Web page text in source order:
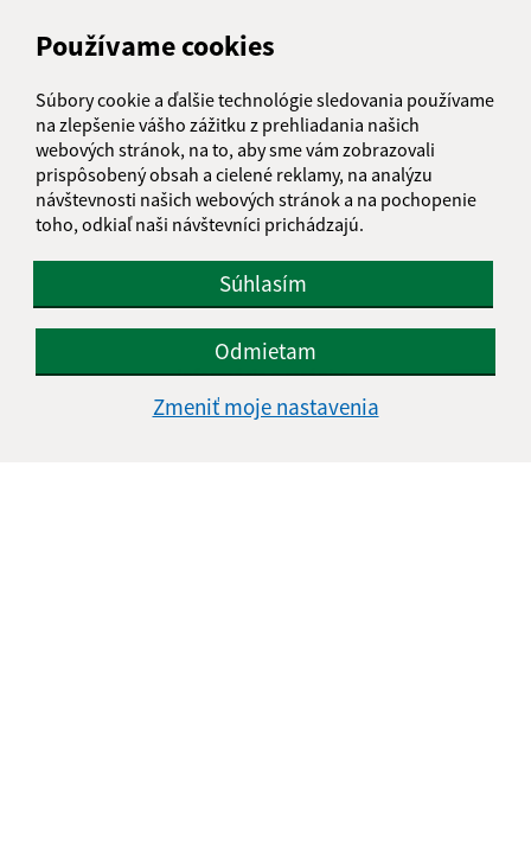
Používame cookies
Súbory cookie a ďalšie technológie sledovania používame
na zlepšenie vášho zážitku z prehliadania našich
webových stránok, na to, aby sme vám zobrazovali
prispôsobený obsah a cielené reklamy, na analýzu
návštevnosti našich webových stránok a na pochopenie
toho, odkiaľ naši návštevníci prichádzajú.
Súhlasím
Odmietam
Zmeniť moje nastavenia
Informácie o stránke:
Vyhlásenie o prístupnosti